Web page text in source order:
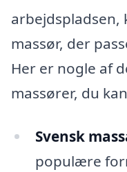
arbejdspladsen,
massør, der
Her er nogle af
massører, du
Svensk
populære